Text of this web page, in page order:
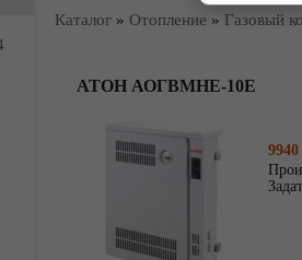
Каталог » Отопление » Газовый
АТОН АОГВМНЕ-10Е